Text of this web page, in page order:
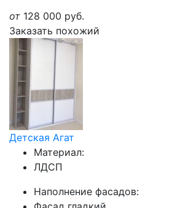
от 128 000 руб.
Заказать похожий
Детская Агат
Материал:
ЛДСП
Наполнение фасадов: